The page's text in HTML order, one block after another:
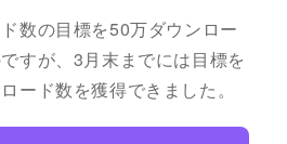
数の目標を50万ダウンロー
すが、3月末までには目標を
ード数を獲得できました。